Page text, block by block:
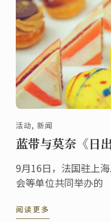
活动, 新闻
蓝带与莫奈《日
9月16日，法国驻上
会等单位共同举办
法国的百年名校蓝带
阅读更多